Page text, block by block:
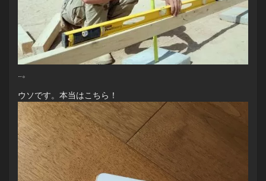
…。
ウソです。本当はこちら！